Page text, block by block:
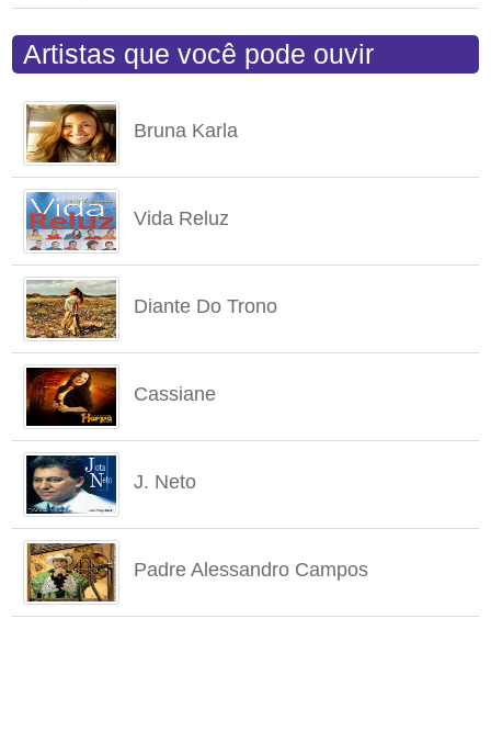
Artistas que você pode ouvir
Bruna Karla
Vida Reluz
Diante Do Trono
Cassiane
J. Neto
Padre Alessandro Campos